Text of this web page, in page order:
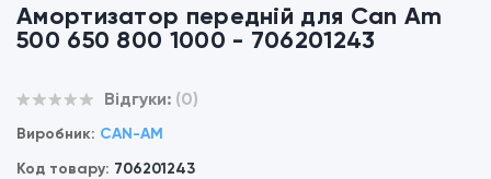
Амортизатор передній для Can Am
500 650 800 1000 - 706201243
Відгуки: (0)
Виробник: CAN-AM
Код товару: 706201243